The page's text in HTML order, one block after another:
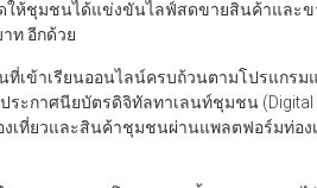
ให้ชุมชนได้แข่งขันไลฟ์สดขายสินค้าและข
าท อีกด้วย
เข้าเรียนออนไลน์ครบถ้วนตามโปรแกร
ระกาศนียบัตรดิจิทัลทาเลนท์ชุมชน (Digital
งเที่ยวและสินค้าชุมชนผ่านแพลตฟอร์มท่อง